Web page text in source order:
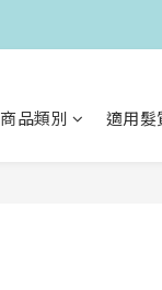
商品類別 適用髮